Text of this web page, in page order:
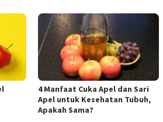
4 Manfaat Cuka Apel dan Sari
Apel untuk Kesehatan Tubuh,
Apakah Sama?